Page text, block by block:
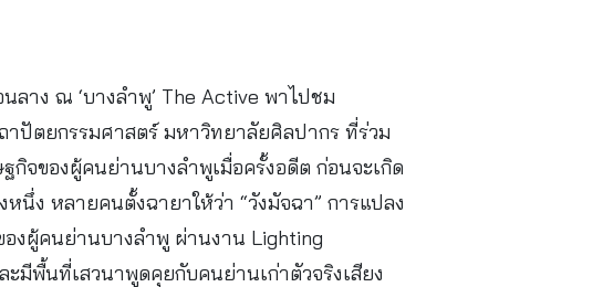
ลาง ณ ‘บางลำพู’ The Active พาไปชม
ปัตยกรรมศาสตร์ มหาวิทยาลัยศิลปากร ที่ร่วม
กิจของผู้คนย่านบางลำพูเมื่อครั้งอดีต ก่อนจะเกิด
นึ่ง หลายคนตั้งฉายาให้ว่า “วังมัจฉา” การแปลง
องผู้คนย่านบางลำพู ผ่านงาน Lighting
มีพื้นที่เสวนาพูดคุยกับคนย่านเก่าตัวจริงเสียง